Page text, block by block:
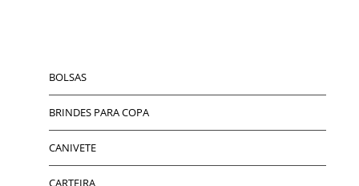
BOLSAS
BRINDES PARA COPA
CANIVETE
CARTEIRA